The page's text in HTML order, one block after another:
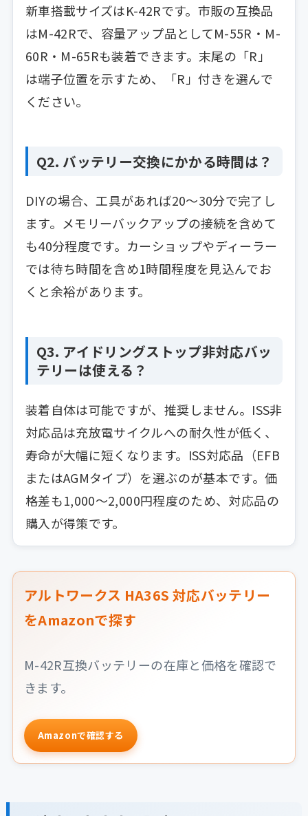
新車搭載サイズはK-42Rです。市販の互換品
はM-42Rで、容量アップ品としてM-55R・M-
60R・M-65Rも装着できます。末尾の「R」
は端子位置を示すため、「R」付きを選んで
ください。
Q2. バッテリー交換にかかる時間は？
DIYの場合、工具があれば20〜30分で完了し
ます。メモリーバックアップの接続を含めて
も40分程度です。カーショップやディーラー
では待ち時間を含め1時間程度を見込んでお
くと余裕があります。
Q3. アイドリングストップ非対応バッ
テリーは使える？
装着自体は可能ですが、推奨しません。ISS非
対応品は充放電サイクルへの耐久性が低く、
寿命が大幅に短くなります。ISS対応品（EFB
またはAGMタイプ）を選ぶのが基本です。価
格差も1,000〜2,000円程度のため、対応品の
購入が得策です。
アルトワークス HA36S 対応バッテリー
をAmazonで探す
M-42R互換バッテリーの在庫と価格を確認で
きます。
Amazonで確認する